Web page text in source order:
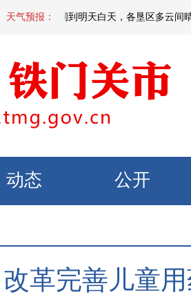
天气预报：
预计：今天夜间到明天白天，各垦区多云间
动态 公开
改革完善儿童